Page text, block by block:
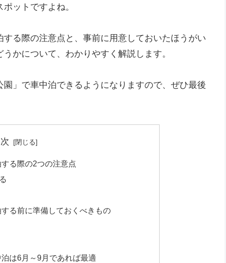
ットですよね。
る際の注意点と、事前に用意しておいたほうがい
かについて、わかりやすく解説します。
」で車中泊できるようになりますので、ぜひ最後
る際の2つの注意点
る前に準備しておくべきもの
は6月～9月であれば最適